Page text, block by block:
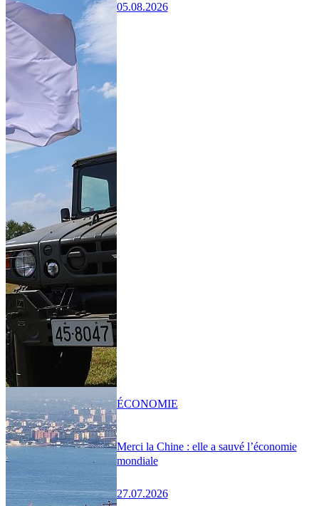
05.08.2026
Merci la Chine : elle a sauvé l’économie
mondiale
27.07.2026
ÉCONOMIE